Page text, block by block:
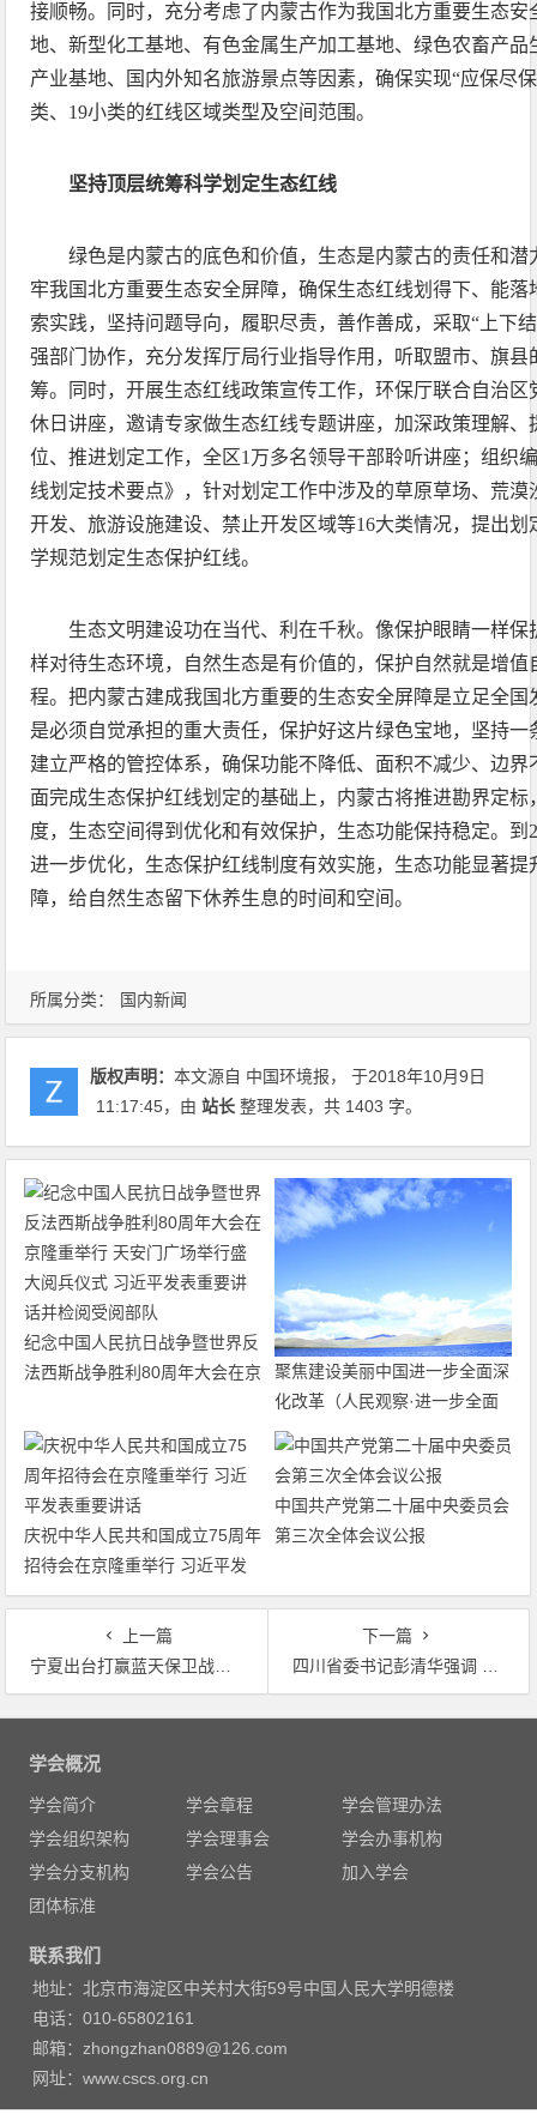
所属分类： 国内新闻
接顺畅。同时，充分考虑了内蒙古作为我国北方重要生态
地、新型化工基地、有色金属生产加工基地、绿色农畜产
产业基地、国内外知名旅游景点等因素，确保实现“应保尽
类、19小类的红线区域类型及空间范围。
坚持顶层统筹科学划定生态红线
绿色是内蒙古的底色和价值，生态是内蒙古的责任和
牢我国北方重要生态安全屏障，确保生态红线划得下、能
索实践，坚持问题导向，履职尽责，善作善成，采取“上下
强部门协作，充分发挥厅局行业指导作用，听取盟市、旗
筹。同时，开展生态红线政策宣传工作，环保厅联合自治
休日讲座，邀请专家做生态红线专题讲座，加深政策理解
位、推进划定工作，全区1万多名领导干部聆听讲座；组织
线划定技术要点》，针对划定工作中涉及的草原草场、荒
开发、旅游设施建设、禁止开发区域等16大类情况，提出
学规范划定生态保护红线。
生态文明建设功在当代、利在千秋。像保护眼睛一样
样对待生态环境，自然生态是有价值的，保护自然就是增
程。把内蒙古建成我国北方重要的生态安全屏障是立足全
是必须自觉承担的重大责任，保护好这片绿色宝地，坚持
建立严格的管控体系，确保功能不降低、面积不减少、边界
面完成生态保护红线划定的基础上，内蒙古将推进勘界定
度，生态空间得到优化和有效保护，生态功能保持稳定。到
进一步优化，生态保护红线制度有效实施，生态功能显著
障，给自然生态留下休养生息的时间和空间。
版权声明：本文源自 中国环境报， 于2018年10月9日
11:17:45，由站长 整理发表，共 1403 字。
纪念中国人民抗日战争暨世界反
法西斯战争胜利80周年大会在京
阅兵仪式 习近平发表重要讲话
聚焦建设美丽中国进一步全面深
化改革（人民观察·进一步全面
深化改革的“七个聚焦”）
庆祝中华人民共和国成立75周年
招待会在京隆重举行 习近平发
表重要讲话
中国共产党第二十届中央委员会
第三次全体会议公报
上一篇
宁夏出台打赢蓝天保卫战三年行动计划 未通过年度考核将约谈政府主要负责人
下一篇
四川省委书记彭清华强调 四川:切实筑牢长江上游生态屏障
文
学会概况
学会简介 学会章程
学会管理办法
学会组织架构
学会理事会
学会办事机构
学会分支机构
学会公告
加入学会
团体标准
联系我们
地址：北京市海淀区中关村大街59号中国人民大学明德楼
电话：010-65802161
邮箱：zhongzhan0889@126.com
网址：www.cscs.org.cn